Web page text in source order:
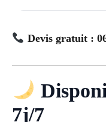
Devis gratuit :
7j/7